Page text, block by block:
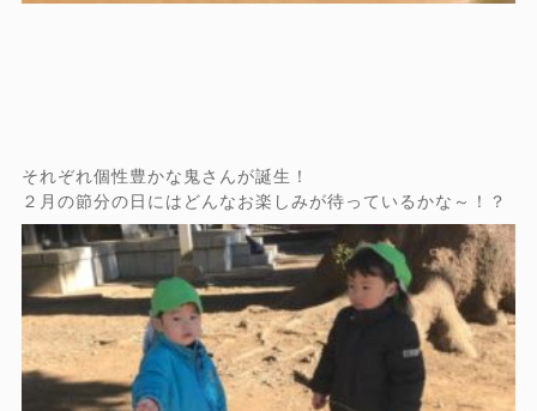
それぞれ個性豊かな鬼さんが誕生！
２月の節分の日にはどんなお楽しみが待っているかな～！？